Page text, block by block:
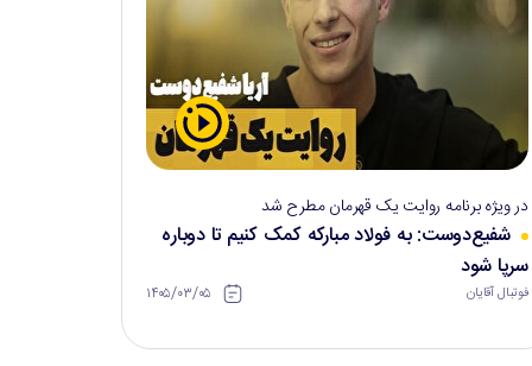
در ویژه برنامه روایت یک قهرمان مطرح شد
شفیع‌دوست: به فولاد مبارکه کمک کنیم تا دوباره
سرپا شود
فوتبال آقایان ۱۴۰۵/۰۳/۰۵